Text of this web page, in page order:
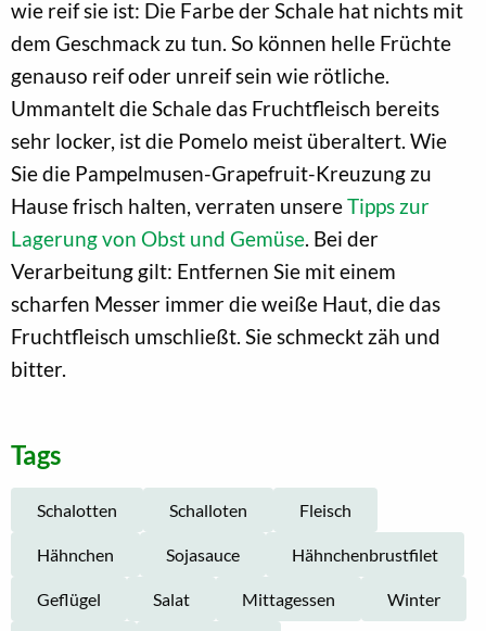
wie reif sie ist: Die Farbe der Schale hat nichts mit
dem Geschmack zu tun. So können helle Früchte
genauso reif oder unreif sein wie rötliche.
Ummantelt die Schale das Fruchtfleisch bereits
sehr locker, ist die Pomelo meist überaltert. Wie
Sie die Pampelmusen-Grapefruit-Kreuzung zu
Hause frisch halten, verraten unsereTipps zur
Lagerung von Obst und Gemüse. Bei der
Verarbeitung gilt: Entfernen Sie mit einem
scharfen Messer immer die weiße Haut, die das
Fruchtfleisch umschließt. Sie schmeckt zäh und
bitter.
Tags
Schalotten Schalloten Fleisch
Hähnchen Sojasauce Hähnchenbrustfilet
Geflügel Salat Mittagessen Winter